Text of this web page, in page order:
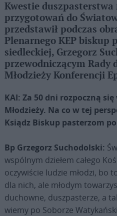
Kwestie duszpasterstwa
przygotowań do
przedstawił podczas
Plenarnego KEP biskup
siedleckiej, Grzegorz
przewodniczącym Rady
Młodzieży Konferencji
KAI: Za 50 dni rozpoczną
Młodzieży. Na co w tej
Ksiądz Biskup pasterzom
Bp Grzegorz Suchodolski:
wspólnym dziełem całego
oczywiście ludzie młodzi, bo
dla nich, ale młodym
duchowne, duszpasterze, a
wiemy po Soborze